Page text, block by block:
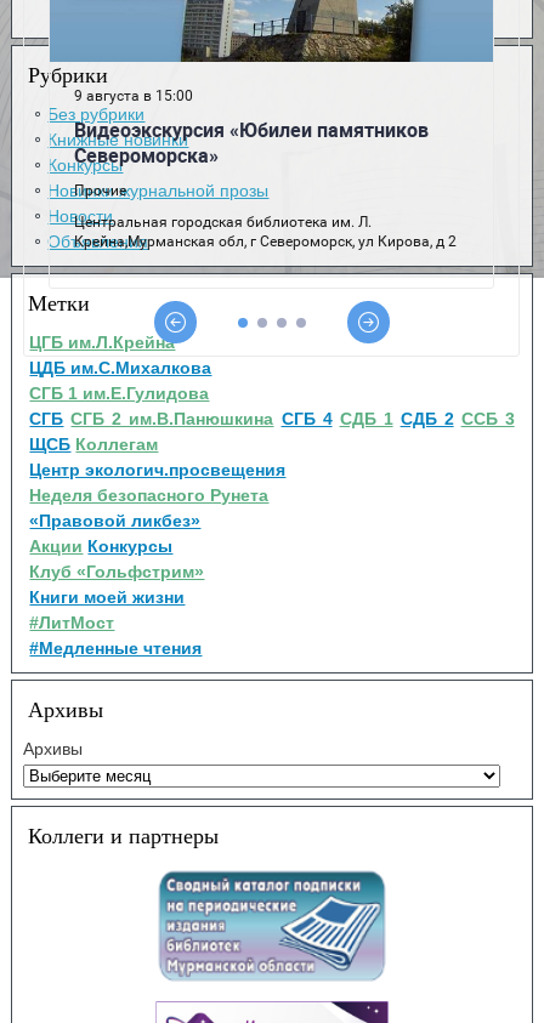
Рубрики
Без рубрики
Книжные новинки
Конкурсы
Новинки журнальной прозы
Новости
Объявления
Метки
ЦГБ им.Л.Крейна
ЦДБ им.С.Михалкова
СГБ 1 им.Е.Гулидова
СГБ СГБ 2 им.В.Панюшкина СГБ 4 СДБ 1 СДБ 2 ССБ 3
ЩСБ Коллегам
Центр экологич.просвещения
Неделя безопасного Рунета
«Правовой ликбез»
Акции Конкурсы
Клуб «Гольфстрим»
Книги моей жизни
#ЛитМост
#Медленные чтения
Архивы
Архивы
Коллеги и партнеры